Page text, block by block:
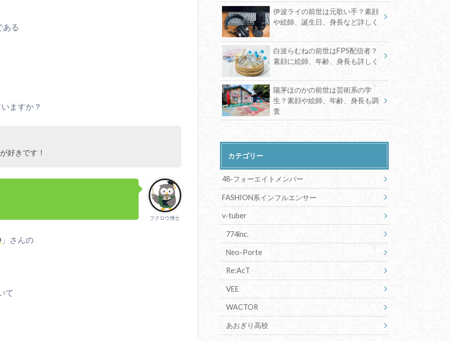
ある
ますか？
好きです！
フクロウ博士
」さんの
て
伊波ライの前世は元歌い手？素顔
や絵師、誕生日、身長など詳しく
白波らむねの前世はFPS配信者？
素顔に絵師、年齢、身長も詳しく
陽茅ほのかの前世は芸術系の学
生？素顔や絵師、年齢、身長も調
査
カテゴリー
48-フォーエイトメンバー
FASHION系インフルエンサー
v-tuber
774inc.
Neo-Porte
Re:AcT
VEE
WACTOR
あおぎり高校